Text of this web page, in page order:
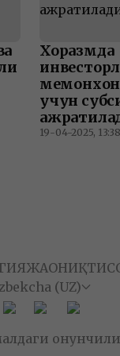
Хоразмда
учун
19-04-2025, 13:38
ЖАҲОН
(UZ)